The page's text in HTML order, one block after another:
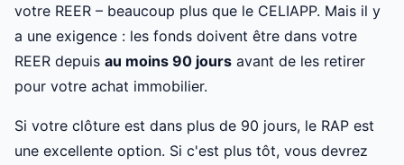
votre REER – beaucoup plus que le CELIAPP. Mais il y
a une exigence : les fonds doivent être dans votre
REER depuis au moins 90 jours avant de les retirer
pour votre achat immobilier.
Si votre clôture est dans plus de 90 jours, le RAP est
une excellente option. Si c'est plus tôt, vous devrez